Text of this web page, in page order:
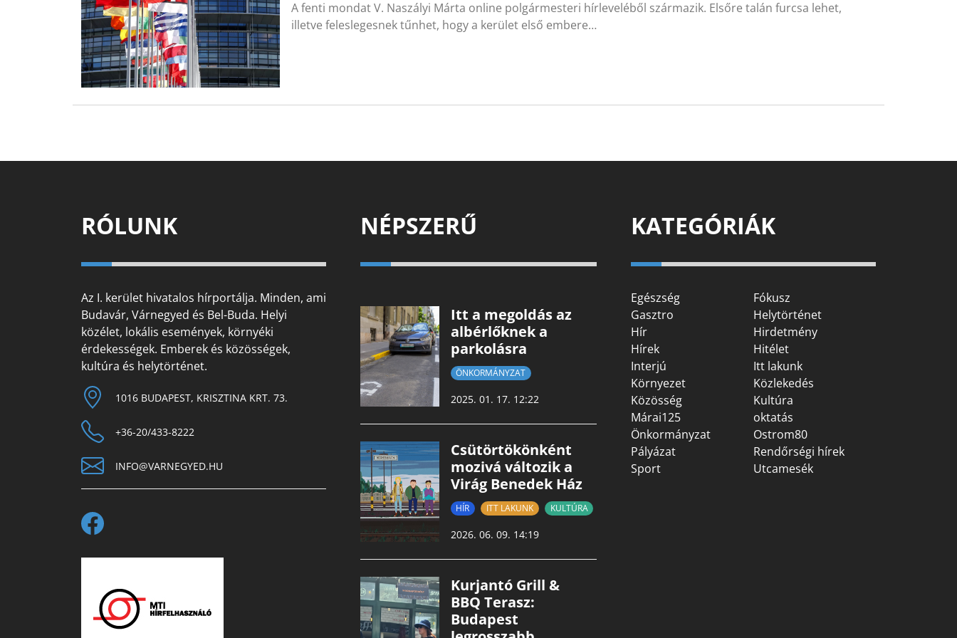
A fenti mondat V. Naszályi Márta online polgármesteri hírleveléből származik. Elsőre talán furcsa lehet,
illetve feleslegesnek tűnhet, hogy a kerület első embere…
RÓLUNK
Az I. kerület hivatalos hírportálja. Minden, ami
Budavár, Várnegyed és Bel-Buda. Helyi
közélet, lokális események, környéki
érdekességek. Emberek és közösségek,
kultúra és helytörténet.
1016 BUDAPEST, KRISZTINA KRT. 73.
+36-20/433-8222
INFO@VARNEGYED.HU
NÉPSZERŰ
Itt a megoldás az
albérlőknek a
parkolásra
ÖNKORMÁNYZAT
2025. 01. 17. 12:22
Csütörtökönként
mozivá változik a
Virág Benedek Ház
HÍR ITT LAKUNK KULTÚRA
2026. 06. 09. 14:19
Kurjantó Grill &
BBQ Terasz:
Budapest
KATEGÓRIÁK
Egészség
Fókusz
Gasztro
Helytörténet
Hír
Hirdetmény
Hírek
Hitélet
Interjú
Itt lakunk
Környezet
Közlekedés
Közösség
Kultúra
Márai125
oktatás
Önkormányzat
Ostrom80
Pályázat
Rendőrségi hírek
Sport
Utcamesék